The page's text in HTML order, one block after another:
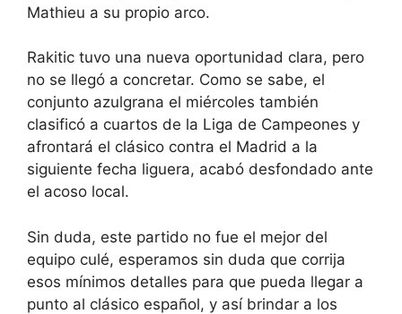
Mathieu a su propio arco.
Rakitic tuvo una nueva oportunidad clara, pero
no se llegó a concretar. Como se sabe, el
conjunto azulgrana el miércoles también
clasificó a cuartos de la Liga de Campeones y
afrontará el clásico contra el Madrid a la
siguiente fecha liguera, acabó desfondado ante
el acoso local.
Sin duda, este partido no fue el mejor del
equipo culé, esperamos sin duda que corrija
esos mínimos detalles para que pueda llegar a
punto al clásico español, y así brindar a los